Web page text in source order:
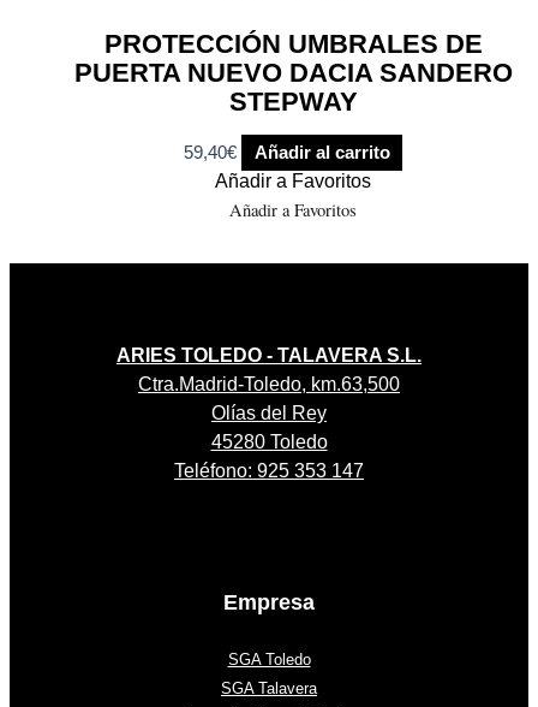
PROTECCIÓN UMBRALES DE
PUERTA NUEVO DACIA SANDERO
STEPWAY
59,40€ Añadir al carrito
Añadir a Favoritos
Añadir a Favoritos
ARIES TOLEDO - TALAVERA S.L.
Ctra.Madrid-Toledo, km.63,500
Olías del Rey
45280 Toledo
Teléfono: 925 353 147
Empresa
SGA Toledo
SGA Talavera